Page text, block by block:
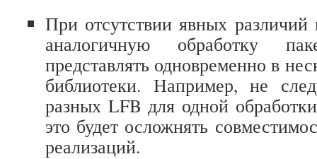
При отсутствии явных
аналогичную обработку
представлять одновременно в
библиотеки. Например, не
разных LFB для одной
это будет осложнять
реализаций.